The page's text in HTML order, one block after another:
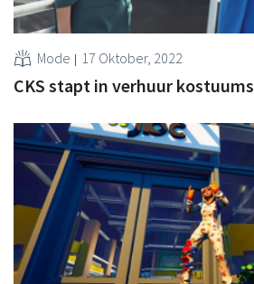
Mode 17 Oktober, 2022
CKS stapt in verhuur kostuums